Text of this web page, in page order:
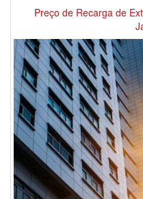
Preço de Recarga de